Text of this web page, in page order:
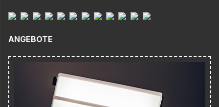
ANGEBOTE